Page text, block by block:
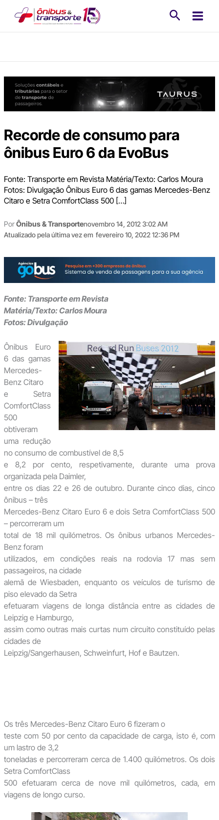
Recorde de consumo para
ônibus Euro 6 da EvoBus
Fonte: Transporte em Revista Matéria/Texto: Carlos Moura
Fotos: Divulgação Ônibus Euro 6 das gamas Mercedes-Benz
Citaro e Setra ComfortClass 500 […]
PorÔnibus & Transportenovembro 14, 2012 3:02 AM
Atualizado pela última vez em fevereiro 10, 2022 12:36 PM
Fonte: Transporte em Revista
Matéria/Texto: Carlos Moura
Fotos: Divulgação
Ônibus Euro
6 das gamas
Mercedes-
Benz Citaro
e Setra
ComfortClass
500
obtiveram
uma redução
no consumo de combustível de 8,5
e 8,2 por cento, respetivamente, durante uma prova
organizada pela Daimler,
entre os dias 22 e 26 de outubro. Durante cinco dias, cinco
ônibus – três
Mercedes-Benz Citaro Euro 6 e dois Setra ComfortClass 500
– percorreram um
total de 18 mil quilómetros. Os ônibus urbanos Mercedes-
Benz foram
utilizados, em condições reais na rodovia 17 mas sem
passageiros, na cidade
alemã de Wiesbaden, enquanto os veículos de turismo de
piso elevado da Setra
efetuaram viagens de longa distância entre as cidades de
Leipzig e Hamburgo,
assim como outras mais curtas num circuito constituído pelas
cidades de
Leipzig/Sangerhausen, Schweinfurt, Hof e Bautzen.
Os três Mercedes-Benz Citaro Euro 6 fizeram o
teste com 50 por cento da capacidade de carga, isto é, com
um lastro de 3,2
toneladas e percorreram cerca de 1.400 quilómetros. Os dois
Setra ComfortClass
500 efetuaram cerca de nove mil quilómetros, cada, em
viagens de longo curso.